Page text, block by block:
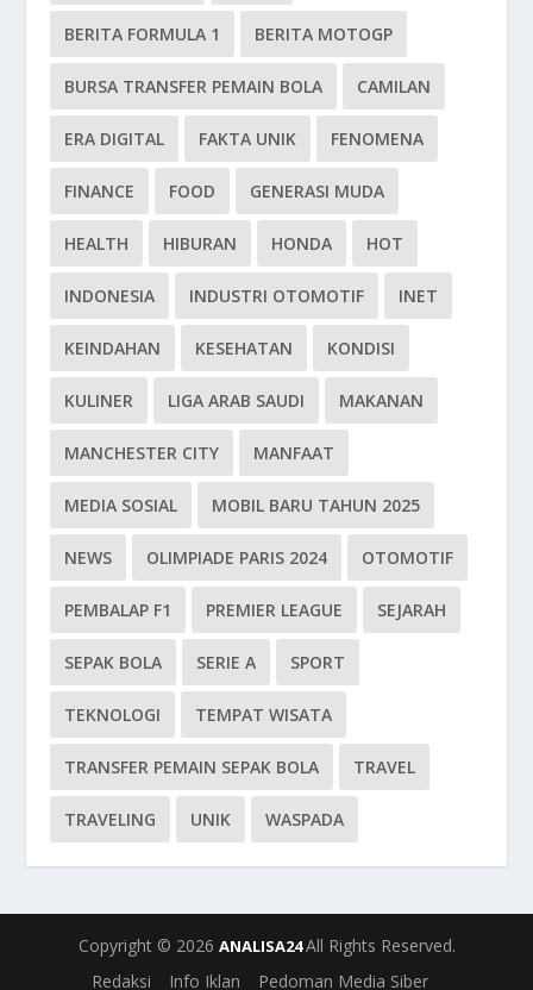
BERITA FORMULA 1 BERITA MOTOGP
BURSA TRANSFER PEMAIN BOLA CAMILAN
ERA DIGITAL FAKTA UNIK FENOMENA
FINANCE FOOD GENERASI MUDA
HEALTH HIBURAN HONDA HOT
INDONESIA INDUSTRI OTOMOTIF INET
KEINDAHAN KESEHATAN KONDISI
KULINER LIGA ARAB SAUDI MAKANAN
MANCHESTER CITY MANFAAT
MEDIA SOSIAL MOBIL BARU TAHUN 2025
NEWS OLIMPIADE PARIS 2024 OTOMOTIF
PEMBALAP F1 PREMIER LEAGUE SEJARAH
SEPAK BOLA SERIE A SPORT
TEKNOLOGI TEMPAT WISATA
TRANSFER PEMAIN SEPAK BOLA TRAVEL
TRAVELING UNIK WASPADA
Copyright © 2026 ANALISA24All Rights Reserved.
Redaksi
Info Iklan Pedoman Media Siber